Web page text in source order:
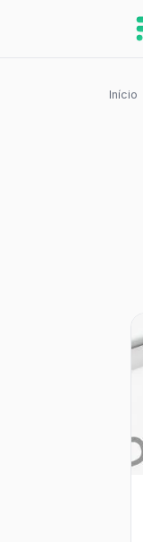
Início